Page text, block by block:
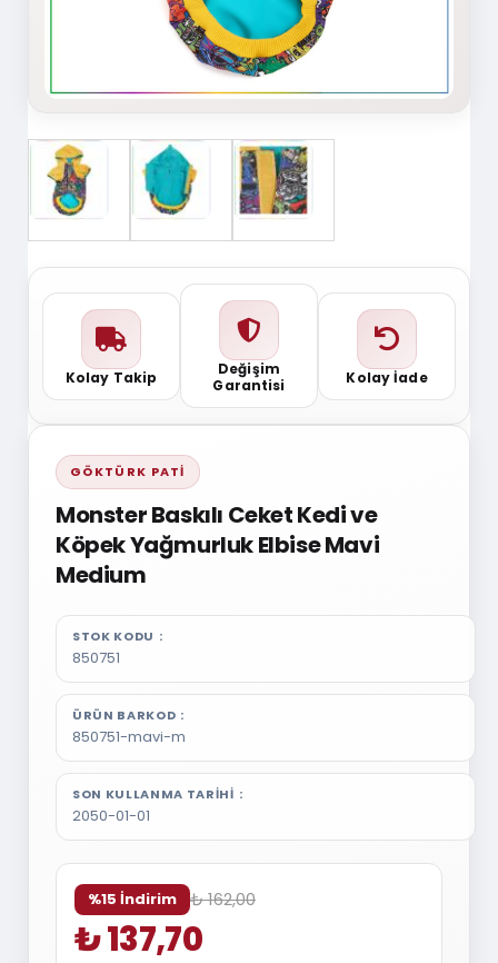
Kolay Takip
Değişim
Garantisi
Kolay İade
GÖKTÜRK PATI
Monster Baskılı Ceket Kedi ve
Köpek Yağmurluk Elbise Mavi
Medium
STOK KODU
850751
ÜRÜN BARKOD
850751-mavi-m
SON KULLANMA TARIHI
2050-01-01
%15 İndirim ₺ 162,00
₺ 137,70